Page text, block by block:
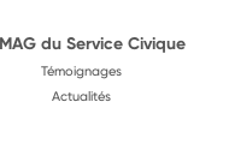
du Service Civique
Témoignages
Actualités